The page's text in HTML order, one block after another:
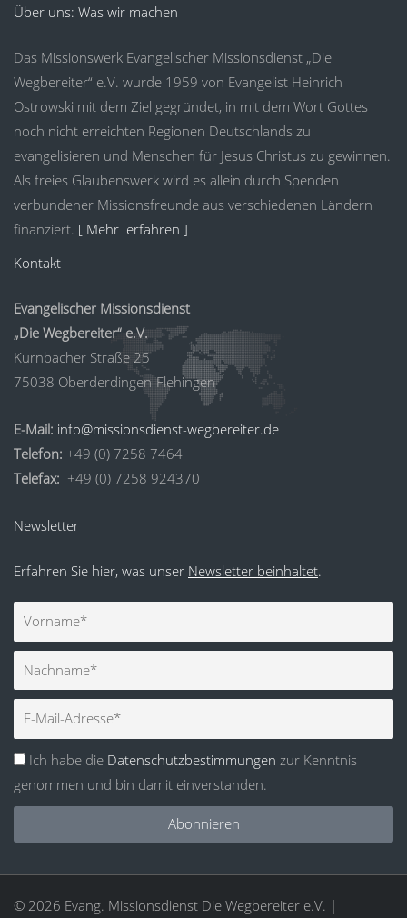
Über uns: Was wir machen
Das Missionswerk Evangelischer Missionsdienst „Die
Wegbereiter“ e.V. wurde 1959 von Evangelist Heinrich
Ostrowski mit dem Ziel gegründet, in mit dem Wort Gottes
noch nicht erreichten Regionen Deutschlands zu
evangelisieren und Menschen für Jesus Christus zu gewinnen.
Als freies Glaubenswerk wird es allein durch Spenden
verbundener Missionsfreunde aus verschiedenen Ländern
finanziert. [ Mehr erfahren ]
Kontakt
Evangelischer Missionsdienst
„Die Wegbereiter“ e.V.
Kürnbacher Straße 25
75038 Oberderdingen-Flehingen
E-Mail: info@missionsdienst-wegbereiter.de
Telefon: +49 (0) 7258 7464
Telefax: +49 (0) 7258 924370
Newsletter
Erfahren Sie hier, was unser Newsletter beinhaltet.
Vorname
Nachname
Mail
Ich habe die Datenschutzbestimmungen zur Kenntnis
genommen und bin damit einverstanden.
Abonnieren
© 2026 Evang. Missionsdienst Die Wegbereiter e.V. |